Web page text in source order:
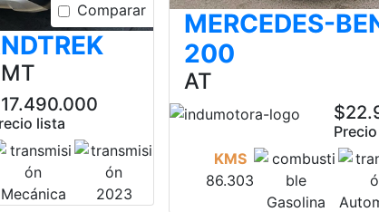
Comparar
lista
Mecánica 2023
MERCEDES-
200
AT
KMS
86.303
Gasolina